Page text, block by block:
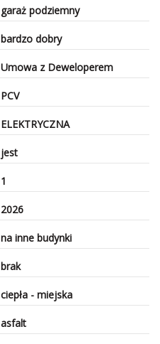
garaż podziemny
bardzo dobry
Umowa z Deweloperem
PCV
ELEKTRYCZNA
jest
1
2026
na inne budynki
brak
ciepła - miejska
asfalt